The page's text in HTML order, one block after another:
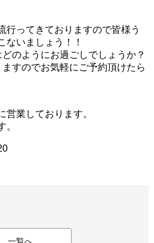
行ってきておりますので皆様う
ないましょう！！
のようにお過ごしでしょうか？
すのでお気軽にご予約頂けたら
営業しております。
。